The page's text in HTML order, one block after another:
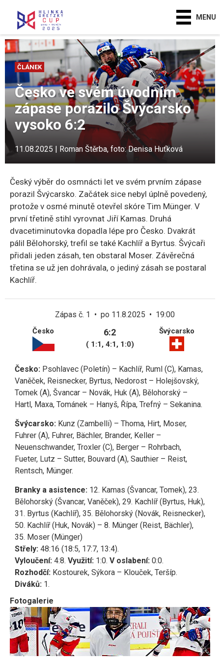
MENU
ČLÁNEK
Česko ve svém úvodním
zápase porazilo Švýcarsko
vysoko 6:2
11.08.2025 | Roman Štěrba, foto: Denisa Huťková
Český výběr do osmnácti let ve svém prvním zápase
porazil Švýcarsko. Začátek sice nebyl úplně povedený,
protože v osmé minutě otevřel skóre Tim Münger. V
první třetině stihl vyrovnat Jiří Kamas. Druhá
dvacetiminutovka dopadla lépe pro Česko. Dvakrát
pálil Bělohorský, trefil se také Kachlíř a Byrtus. Švýcaři
přidali jeden zásah, ten obstaral Moser. Závěrečná
třetina se už jen dohrávala, o jediný zásah se postaral
Kachlíř.
Zápas č. 1 • po 11.8.2025 • 19:00
Česko 6:2
( 1:1, 4:1, 1:0)
Švýcarsko
Česko: Psohlavec (Poletín) – Kachlíř, Ruml (C), Kamas,
Vaněček, Reisnecker, Byrtus, Nedorost – Holejšovský,
Tomek (A), Švancar – Novák, Huk (A), Bělohorský –
Hartl, Maxa, Tománek – Hanyš, Řípa, Trefný – Sekanina.
Švýcarsko: Kunz (Zambelli) – Thoma, Hirt, Moser,
Fuhrer (A), Fuhrer, Bächler, Brander, Keller –
Neuenschwander, Troxler (C), Berger – Rohrbach,
Fueter, Lutz – Sutter, Bouvard (A), Sauthier – Reist,
Rentsch, Münger.
Branky a asistence: 12. Kamas (Švancar, Tomek), 23.
Bělohorský (Švancar, Vaněček), 29. Kachlíř (Byrtus, Huk),
31. Byrtus (Kachlíř), 35. Bělohorský (Novák, Reisnecker),
50. Kachlíř (Huk, Novák) – 8. Münger (Reist, Bächler),
35. Moser (Münger)
Střely: 48:16 (18:5, 17:7, 13:4).
Vyloučení: 4:8. Využití: 1:0. V oslabení: 0:0.
Rozhodčí: Kostourek, Sýkora – Klouček, Teršíp.
Diváků: 1.
Fotogalerie